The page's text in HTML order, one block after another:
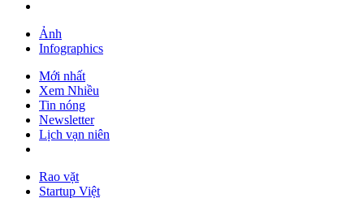
Ảnh
Infographics
Mới nhất
Xem Nhiều
Tin nóng
Newsletter
Lịch vạn niên
Rao vặt
Startup Việt